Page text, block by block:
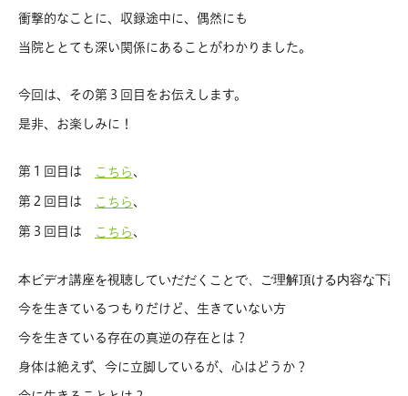
衝撃的なことに、収録途中に、偶然にも
当院ととても深い関係にあることがわかりました。
今回は、その第３回目をお伝えします。
是非、お楽しみに！
第１回目は こちら
第２回目は こちら
第３回目は こちら
今を生きているつもりだけど、生きていない方
今を生きている存在の真逆の存在とは？
身体は絶えず、今に立脚しているが、心はどうか？